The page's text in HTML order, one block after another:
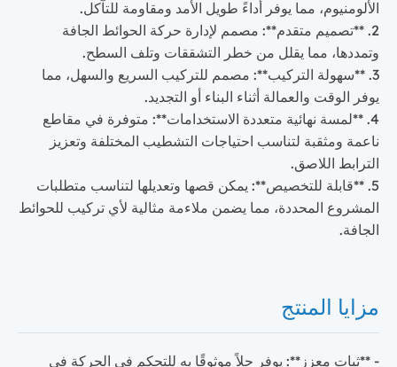
الألومنيوم، مما يوفر أداءً طويل الأمد ومقاومة للتآكل.
2. **تصميم متقدم**: مصمم لإدارة حركة الحوائط الجافة
وتمددها، مما يقلل من خطر التشققات وتلف السطح.
3. **سهولة التركيب**: مصمم للتركيب السريع والسهل، مما
يوفر الوقت والعمالة أثناء البناء أو التجديد.
4. **لمسة نهائية متعددة الاستخدامات**: متوفرة في مقاطع
ناعمة ومثقبة لتناسب احتياجات التشطيب المختلفة وتعزيز
الترابط اللاصق.
5. **قابلة للتخصيص**: يمكن قصها وتعديلها لتناسب متطلبات
المشروع المحددة، مما يضمن ملاءمة مثالية لأي تركيب للحوائط
الجافة.
مزايا المنتج
- **ثبات معزز**: يوفر حلاً موثوقًا به للتحكم في الحركة في